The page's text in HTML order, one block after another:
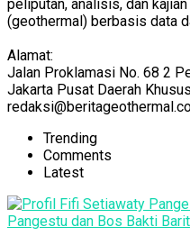
peliputan, analisis, dan
(geothermal) berbasis data
Alamat:
Jalan Proklamasi No. 68 2
Jakarta Pusat Daerah
Trending
Comments
Latest